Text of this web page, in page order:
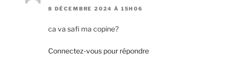
8 DÉCEMBRE 2024 À 15H06
ca va safi ma copine?
Connectez-vous pour répondre